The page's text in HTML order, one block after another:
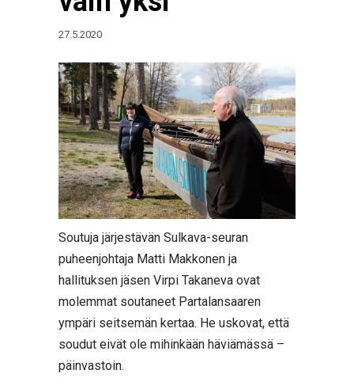
27.5.2020
Soutuja järjestävän Sulkava-seuran
puheenjohtaja Matti Makkonen ja
hallituksen jäsen Virpi Takaneva ovat
molemmat soutaneet Partalansaaren
ympäri seitsemän kertaa. He uskovat, että
soudut eivät ole mihinkään häviämässä –
päinvastoin.